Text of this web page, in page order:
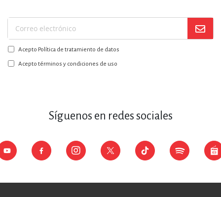
Suscríbase
a
nuestro
boletín:
Acepto Política de tratamiento de datos
Acepto términos y condiciones de uso
Síguenos en redes sociales